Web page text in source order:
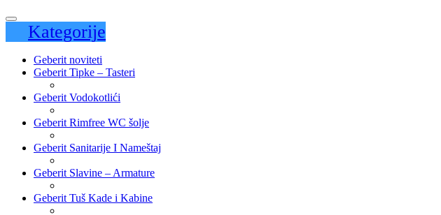
Kategorije
Geberit noviteti
Geberit Tipke – Tasteri
Geberit Vodokotlići
Geberit Rimfree WC šolje
Geberit Sanitarije I Nameštaj
Geberit Slavine – Armature
Geberit Tuš Kade i Kabine